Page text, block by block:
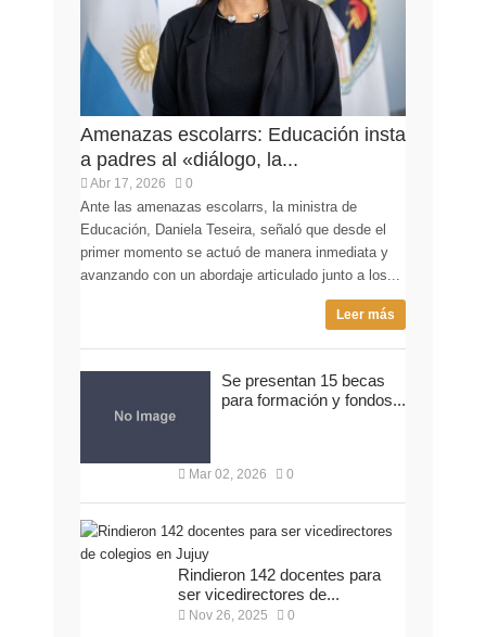
Amenazas escolarrs: Educación insta
a padres al «diálogo, la...
Abr 17, 2026 0
Ante las amenazas escolarrs, la ministra de
Educación, Daniela Teseira, señaló que desde el
primer momento se actuó de manera inmediata y
avanzando con un abordaje articulado junto a los...
Leer más
Se presentan 15 becas
para formación y fondos...
Mar 02, 2026 0
Rindieron 142 docentes para
ser vicedirectores de...
Nov 26, 2025 0